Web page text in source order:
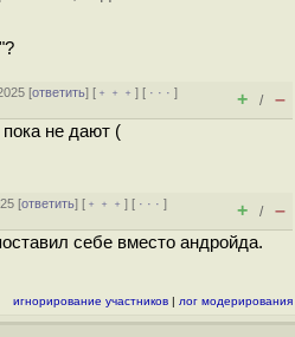
[ответить] [ ﹢﹢﹢] [ · · ·]
+ / –
не дают (
[ответить] [ ﹢﹢﹢] [ · · ·]
+ / –
себе вместо андройда.
игнорирование участников | лог модерирования